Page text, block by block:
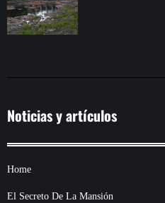
Noticias y artículos
Home
El Secreto De La Mansión